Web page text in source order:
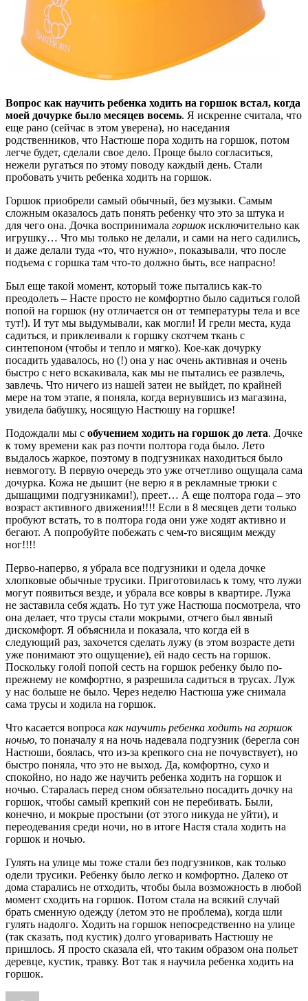
Вопрос как научить ребенка ходить на горшок встал, когда
моей дочурке было месяцев восемь. Я искренне считала, что
еще рано (сейчас в этом уверена), но наседания
родственников, что Настюше пора ходить на горшок, потом
легче будет, сделали свое дело. Проще было согласиться,
нежели ругаться по этому поводу каждый день. Стали
пробовать учить ребенка ходить на горшок.
Горшок приобрели самый обычный, без музыки. Самым
сложным оказалось дать понять ребенку что это за штука и
для чего она. Дочка воспринимала горшокисключительно как
игрушку… Что мы только не делали, и сами на него садились,
и даже делали туда «то, что нужно», показывали, что после
подъема с горшка там что-то должно быть, все напрасно!
Был еще такой момент, который тоже пытались как-то
преодолеть – Насте просто не комфортно было садиться голой
попой на горшок (ну отличается он от температуры тела и все
тут!). И тут мы выдумывали, как могли! И грели места, куда
садиться, и приклеивали к горшку скотчем ткань с
синтепоном (чтобы и тепло и мягко). Кое-как дочурку
посадить удавалось, но (!) она у нас очень активная и очень
быстро с него вскакивала, как мы не пытались ее развлечь,
завлечь. Что ничего из нашей затеи не выйдет, по крайней
мере на том этапе, я поняла, когда вернувшись из магазина,
увидела бабушку, носящую Настюшу на горшке!
Подождали мы с обучением ходить на горшок до лета. Дочке
к тому времени как раз почти полтора года было. Лето
выдалось жаркое, поэтому в подгузниках находиться было
невмоготу. В первую очередь это уже отчетливо ощущала сама
дочурка. Кожа не дышит (не верю я в рекламные трюки с
дышащими подгузниками!), преет… А еще полтора года – это
возраст активного движения!!!! Если в 8 месяцев дети только
пробуют встать, то в полтора года они уже ходят активно и
бегают. А попробуйте побежать с чем-то висящим между
ног!!!!
Перво-наперво, я убрала все подгузники и одела дочке
хлопковые обычные трусики. Приготовилась к тому, что лужи
могут появиться везде, и убрала все ковры в квартире. Лужа
не заставила себя ждать. Но тут уже Настюша посмотрела, что
она делает, что трусы стали мокрыми, отчего был явный
дискомфорт. Я объяснила и показала, что когда ей в
следующий раз, захочется сделать лужу (в этом возрасте дети
уже понимают это ощущение), ей надо сесть на горшок.
Поскольку голой попой сесть на горшок ребенку было по-
прежнему не комфортно, я разрешила садиться в трусах. Луж
у нас больше не было. Через неделю Настюша уже снимала
сама трусы и ходила на горшок.
Что касается вопроса как научить ребенка ходить на горшок
ночью, то поначалу я на ночь надевала подгузник (берегла сон
Настюши, боялась, что из-за крепкого сна не почувствует), но
быстро поняла, что это не выход. Да, комфортно, сухо и
спокойно, но надо же научить ребенка ходить на горшок и
ночью. Старалась перед сном обязательно посадить дочку на
горшок, чтобы самый крепкий сон не перебивать. Были,
конечно, и мокрые простыни (от этого никуда не уйти), и
переодевания среди ночи, но в итоге Настя стала ходить на
горшок и ночью.
Гулять на улице мы тоже стали без подгузников, как только
одели трусики. Ребенку было легко и комфортно. Далеко от
дома старались не отходить, чтобы была возможность в любой
момент сходить на горшок. Потом стала на всякий случай
брать сменную одежду (летом это не проблема), когда шли
гулять надолго. Ходить на горшок непосредственно на улице
(так сказать, под кустик) долго уговаривать Настюшу не
пришлось. Я просто сказала ей, что таким образом она польет
деревце, кустик, травку. Вот так я научила ребенка ходить на
горшок.